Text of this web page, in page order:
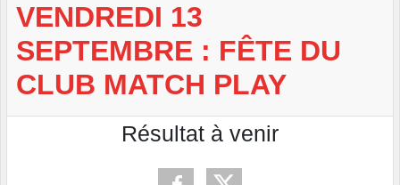
VENDREDI 13
SEPTEMBRE : FÊTE DU
CLUB MATCH PLAY
Résultat à venir